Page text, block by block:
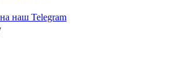
наш Telegram